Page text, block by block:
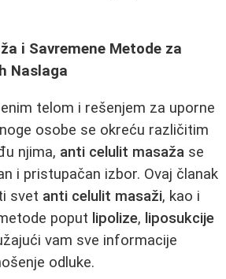
i Savremene Metode za
Naslaga
telom i rešenjem za uporne
osobe se okreću različitim
njima, anti celulit masaža se
i pristupačan izbor. Ovaj članak
svet anti celulit masaži, kao i
poput lipolize, liposukcije
vam sve informacije
odluke.